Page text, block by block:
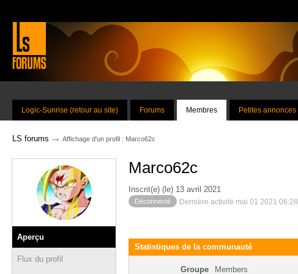
Logic-Sunrise (retour au site) Forums Membres Petites annonces
LS forums → Affichage d'un profil : Marco62c
Aperçu
Flux du profil
Marco62c
Inscrit(e) (le) 13 avril 2021
Déconnecté Dernière activité mai 01 2021 06:28
Statistiques de la communauté
Groupe Members